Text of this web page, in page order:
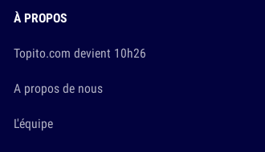
À PROPOS
Topito.com devient 10h26
A propos de nous
L'équipe